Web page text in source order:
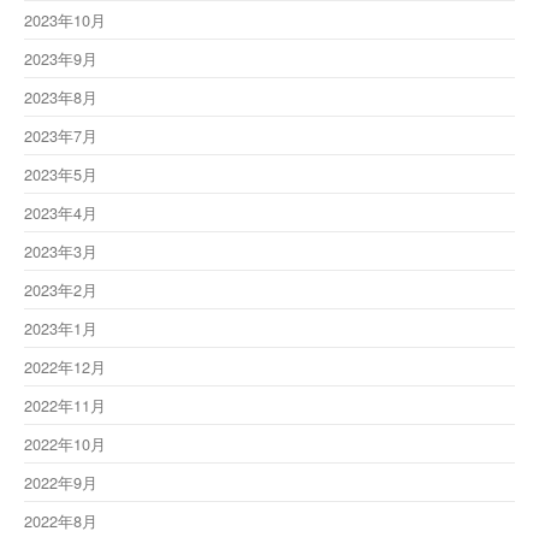
2023年10月
2023年9月
2023年8月
2023年7月
2023年5月
2023年4月
2023年3月
2023年2月
2023年1月
2022年12月
2022年11月
2022年10月
2022年9月
2022年8月